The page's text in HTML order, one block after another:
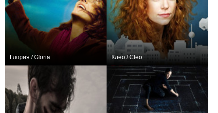
Глория / Gloria Клео / Cleo